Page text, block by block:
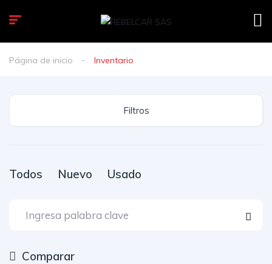
Página de inicio Inventario
Filtros
Todos Nuevo Usado
Comparar